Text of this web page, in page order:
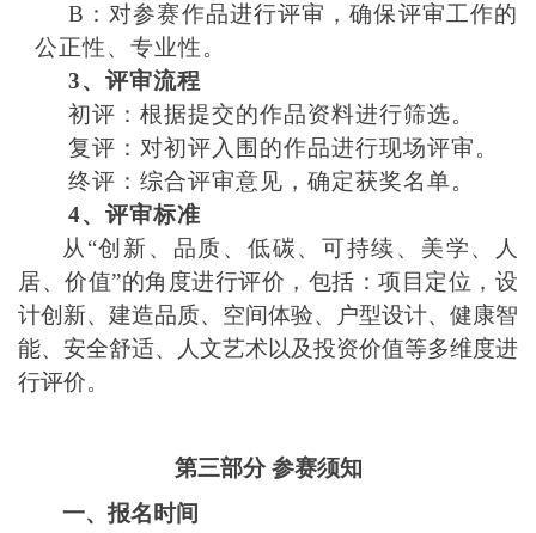
B：对参赛作品进行评审，确保评审工作的
公正性、专业性。
3、评审流程
初评：根据提交的作品资料进行筛选。
复评：对初评入围的作品进行现场评审。
终评：综合评审意见，确定获奖名单。
4、评审标准
从 “创新、品质、 低碳、可持续、美学、
人
居、价值”的角度进行评价，包括：项目定位，设
计创新、建造品质、空间体验、户型设计、健康智
能、安全舒适、人文艺术以及投资价值等多维度进
行评价。
第三部分 参赛须知
一、报名时间